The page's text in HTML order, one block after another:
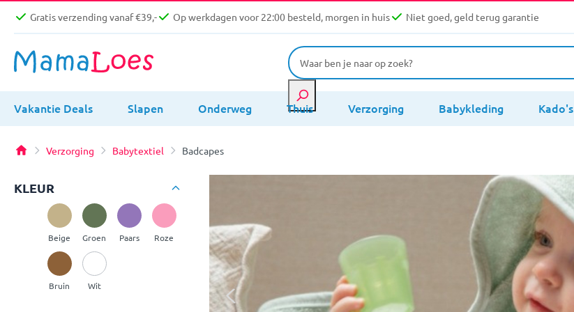
Gratis verzending vanaf €39,- Op werkdagen voor 22:00 besteld, morgen in huis Niet goed, geld terug garantie
Vakantie Deals Slapen Onderweg Thuis Verzorging Babykleding Kado's
Verzorging Babytextiel Badcapes
KLEUR
Beige Groen Paars Roze
Bruin Wit